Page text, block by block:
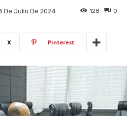
De Julio De 2024 0
128
X Pinterest